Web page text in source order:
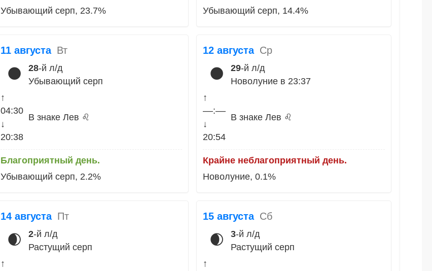
Убывающий серп, 23.7%
Убывающий серп, 14.4%
11 августа Вт
🌑 28-й л/д
Убывающий серп
↑
04:30
↓
20:38
В знаке Лев ♌
Благоприятный день.
Убывающий серп, 2.2%
12 августа Ср
🌑 29-й л/д
Новолуние в 23:37
↑
––:––
↓
20:54
В знаке Лев ♌
Крайне неблагоприятный день.
Новолуние, 0.1%
14 августа Пт
🌒 2-й л/д
Растущий серп
↑
15 августа Сб
🌒 3-й л/д
Растущий серп
↑